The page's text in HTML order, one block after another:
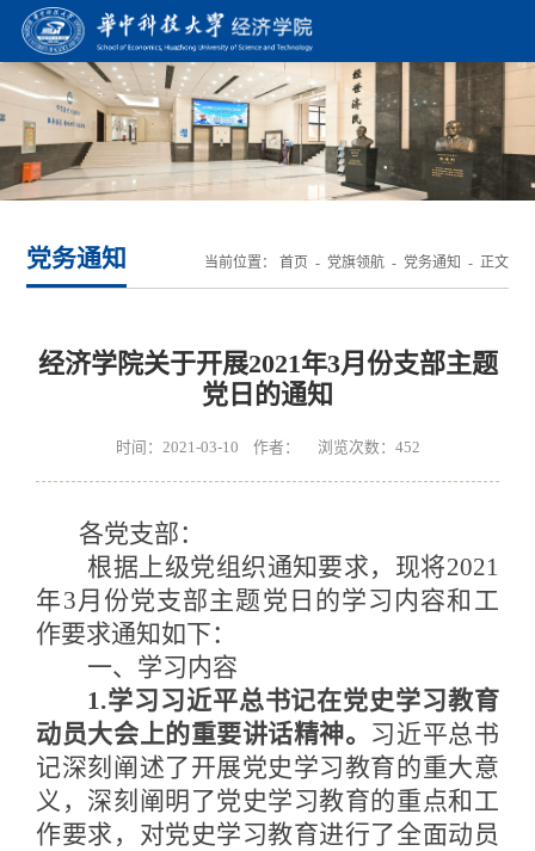
党务通知 当前位置： 首页 - 党旗领航- 党务通知 - 正文
经济学院关于开展2021年3月份支部主题
党日的通知
时间：2021-03-10 作者： 浏览次数： 452
各党支部：
根据上级党组织通知要求，现将2021
年3月份党支部主题党日的学习内容和工
作要求通知如下：
一、学习内容
1.学习习近平总书记在党史学习教育
动员大会上的重要讲话精神。 习近平总书
记深刻阐述了开展党史学习教育的重大意
义，深刻阐明了党史学习教育的重点和工
作要求，对党史学习教育进行了全面动员